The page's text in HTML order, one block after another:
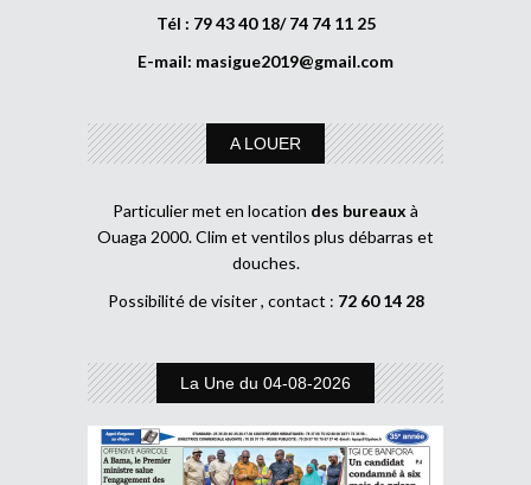
Tél : 79 43 40 18/ 74 74 11 25
E-mail: masigue2019@gmail.com
A LOUER
Particulier met en location des bureaux à
Ouaga 2000. Clim et ventilos plus débarras et
douches.
Possibilité de visiter , contact : 72 60 14 28
La Une du 04-08-2026